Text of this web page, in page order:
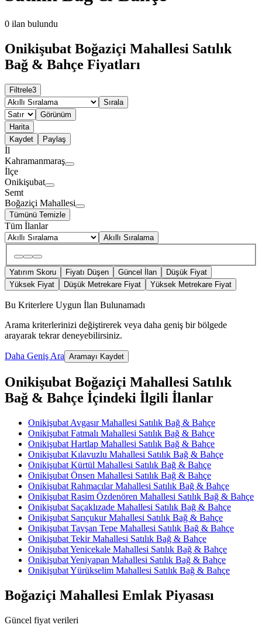
0 ilan bulundu
Onikişubat Boğaziçi Mahallesi Satılık
Bağ & Bahçe Fiyatları
Filtrele3
Sırala
Görünüm
Harita
Kaydet
Paylaş
İl
Kahramanmaraş
İlçe
Onikişubat
Semt
Boğaziçi Mahallesi
Tümünü Temizle
Tüm İlanlar
Akıllı Sıralama
Yatırım Skoru Fiyatı Düşen Güncel İlan
Düşük Fiyat
Yüksek Fiyat
Düşük Metrekare Fiyat Yüksek Metrekare Fiyat
Bu Kriterlere Uygun İlan Bulunamadı
Arama kriterlerinizi değiştirerek veya daha geniş bir bölgede
arayarak tekrar deneyebilirsiniz.
Daha Geniş Ara Aramayı Kaydet
Onikişubat Boğaziçi Mahallesi Satılık
Bağ & Bahçe İçindeki İlgili İlanlar
Onikişubat Avgasır Mahallesi Satılık Bağ & Bahçe
Onikişubat Fatmalı Mahallesi Satılık Bağ & Bahçe
Onikişubat Hartlap Mahallesi Satılık Bağ & Bahçe
Onikişubat Kılavuzlu Mahallesi Satılık Bağ & Bahçe
Onikişubat Kürtül Mahallesi Satılık Bağ & Bahçe
Onikişubat Önsen Mahallesi Satılık Bağ & Bahçe
Onikişubat Rahmacılar Mahallesi Satılık Bağ & Bahçe
Onikişubat Rasim Özdenören Mahallesi Satılık Bağ & Bahçe
Onikişubat Saçaklızade Mahallesi Satılık Bağ & Bahçe
Onikişubat Sarıçukur Mahallesi Satılık Bağ & Bahçe
Onikişubat Tavşan Tepe Mahallesi Satılık Bağ & Bahçe
Onikişubat Tekir Mahallesi Satılık Bağ & Bahçe
Onikişubat Yenicekale Mahallesi Satılık Bağ & Bahçe
Onikişubat Yeniyapan Mahallesi Satılık Bağ & Bahçe
Onikişubat Yürükselim Mahallesi Satılık Bağ & Bahçe
Boğaziçi Mahallesi Emlak Piyasası
Güncel fiyat verileri